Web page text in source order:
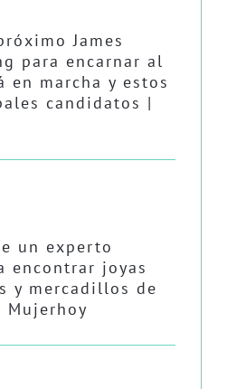
James
para encarnar al
en marcha y estos
candidatos |
un experto
encontrar joyas
y mercadillos de
Mujerhoy